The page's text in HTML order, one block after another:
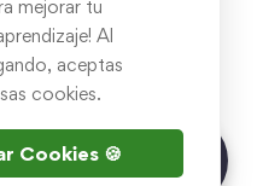
¿Tienes dudas?
Chatea con Inna
mejorar tu
Al
aceptas
cookies.
Cookies 🍪